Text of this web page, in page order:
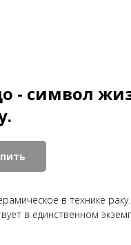
- символ
в технике раку.
в единственном